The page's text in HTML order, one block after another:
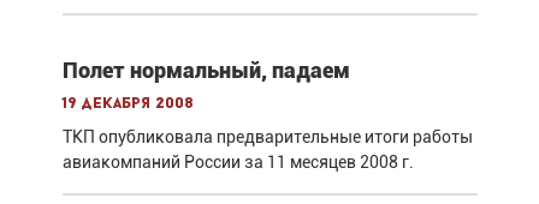
Полет нормальный, падаем
19 декабря 2008
ТКП опубликовала предварительные итоги работы
авиакомпаний России за 11 месяцев 2008 г.